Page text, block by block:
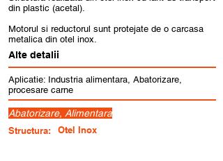
din plastic (acetal).
Motorul si reductorul sunt protejate de o carcasa
metalica din otel inox.
Alte detalii
Aplicatie: Industria alimentara, Abatorizare,
procesare carne
Abatorizare, Alimentara
Structura:
Otel Inox